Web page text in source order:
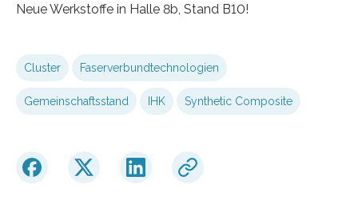
Neue Werkstoffe in Halle 8b, Stand B10!
Cluster Faserverbundtechnologien
Gemeinschaftsstand IHK Synthetic Composite